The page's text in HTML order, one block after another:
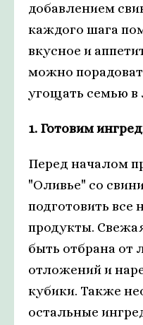
добавлением
каждого шага
вкусное и
можно
угощать семью в
1. Готовим
Перед началом
"Оливье" со
подготовить все
продукты.
быть отбрана
отложений и
кубики. Также
остальные